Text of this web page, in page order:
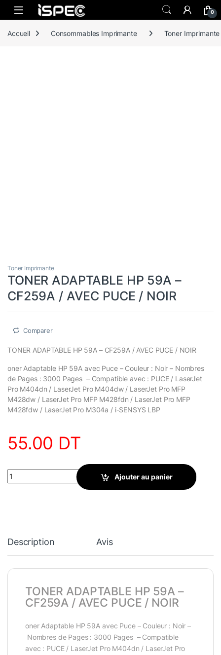
Skip to navigation
Skip to content
0
Accueil Consommables Imprimante Toner Imprimante
Toner Imprimante
TONER ADAPTABLE HP 59A –
CF259A / AVEC PUCE / NOIR
Comparer
TONER ADAPTABLE HP 59A – CF259A / AVEC PUCE / NOIR
oner Adaptable HP 59A avec Puce – Couleur : Noir – Nombres
de Pages : 3000 Pages – Compatible avec : PUCE / LaserJet
Pro M404dn / LaserJet Pro M404dw / LaserJet Pro MFP
M428dw / LaserJet Pro MFP M428fdn / LaserJet Pro MFP
M428fdw / LaserJet Pro M304a / i-SENSYS LBP
55.00 DT
TONER ADAPTABLE HP 59A - CF259A / AVEC PUCE / NOIR
Ajouter au panier
Description Avis
TONER ADAPTABLE HP 59A –
CF259A / AVEC PUCE / NOIR
oner Adaptable HP 59A avec Puce – Couleur : Noir –
Nombres de Pages : 3000 Pages – Compatible
avec : PUCE / LaserJet Pro M404dn / LaserJet Pro